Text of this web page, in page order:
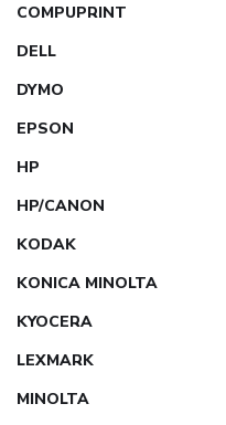
COMPUPRINT
DELL
DYMO
EPSON
HP
HP/CANON
KODAK
KONICA MINOLTA
KYOCERA
LEXMARK
MINOLTA